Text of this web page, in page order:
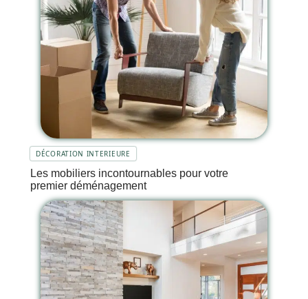
DÉCORATION INTERIEURE
Les mobiliers incontournables pour votre
premier déménagement